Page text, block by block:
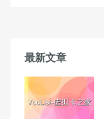
最新文章